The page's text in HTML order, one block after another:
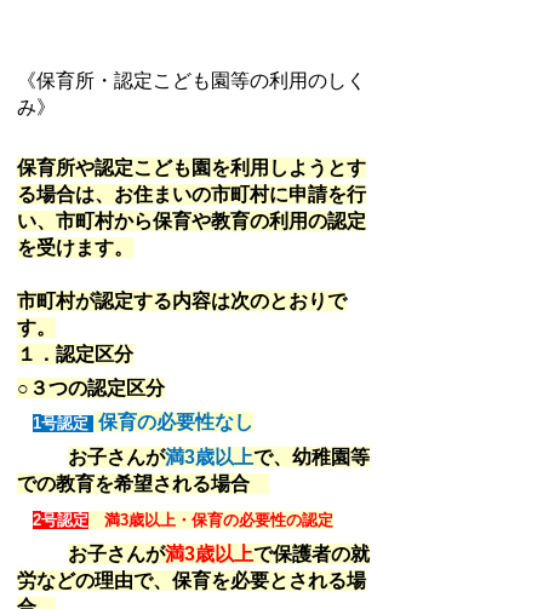
《保育所・認定こども園等の利用のしく
み》
保育所や認定こども園を利用しようとす
る場合は、お住まいの市町村に申請を行
い、市町村から保育や教育の利用の認定
を受けます。
市町村が認定する内容は次のとおりで
す。
１．認定区分
○３つの認定区分
1号認定
保育の必要性なし
お子さんが満3歳以上で、幼稚園等
での教育を希望される場合
2号認定 満3歳以上・保育の必要性の認定
お子さんが満3歳以上で保護者の就
労などの理由で、保育を必要とされる場